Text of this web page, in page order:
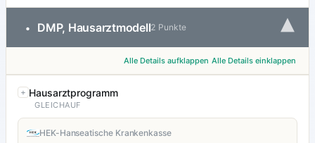
• DMP, Hausarztmodell2 Punkte ▾
Alle Details aufklappen Alle Details einklappen
Hausarztprogramm
GLEICHAUF
HEK-Hanseatische Krankenkasse